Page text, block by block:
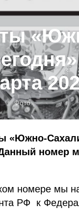
Фото:
«Южно-
номер
номере мы
РФ к